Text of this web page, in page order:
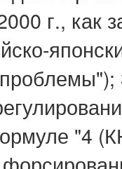
г., как
"4